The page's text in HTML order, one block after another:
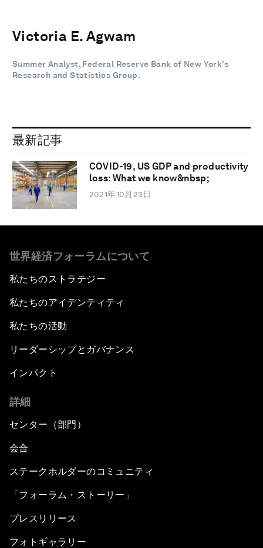
Victoria E. Agwam
Summer Analyst, Federal Reserve Bank of New York’s
Research and Statistics Group.
最新記事
COVID-19, US GDP and productivity
loss: What we know&nbsp;
2021年10月23日
世界経済フォーラムについて
私たちのストラテジー
私たちのアイデンティティ
私たちの活動
リーダーシップとガバナンス
インパクト
詳細
センター（部門）
会合
ステークホルダーのコミュニティ
「フォーラム・ストーリー」
プレスリリース
フォトギャラリー